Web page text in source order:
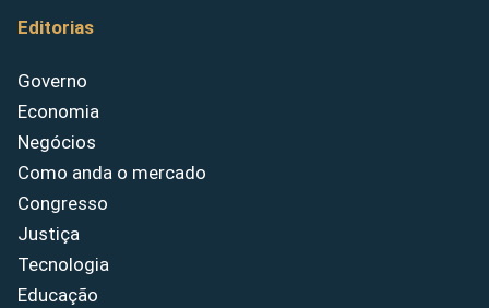
Editorias
Governo
Economia
Negócios
Como anda o mercado
Congresso
Justiça
Tecnologia
Educação